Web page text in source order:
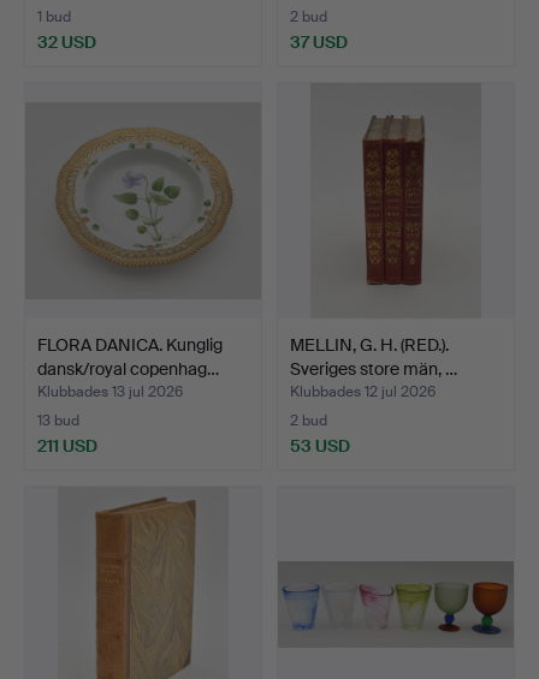
1 bud
32 USD
2 bud
37 USD
FLORA DANICA. Kunglig
dansk/royal copenhag…
Klubbades 13 jul 2026
13 bud
211 USD
MELLIN, G. H. (RED.).
Sveriges store män, …
Klubbades 12 jul 2026
2 bud
53 USD